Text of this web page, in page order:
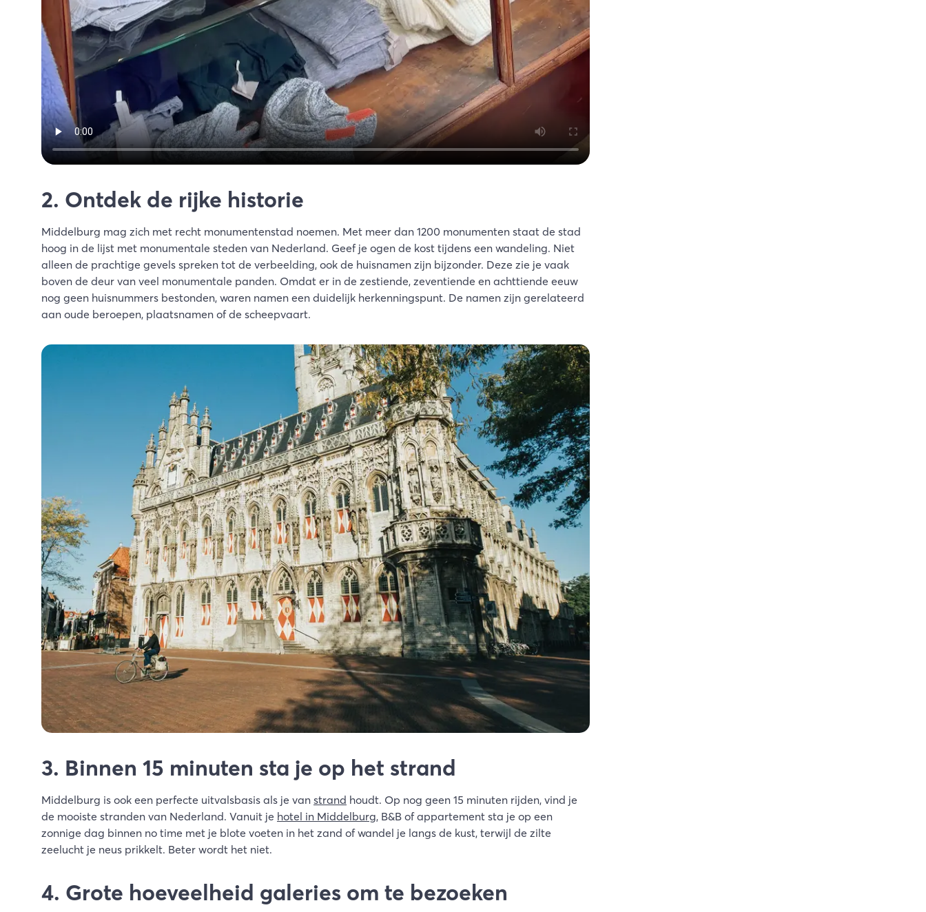
2. Ontdek de rijke historie
Middelburg mag zich met recht monumentenstad noemen. Met meer dan 1200 monumenten staat de stad
hoog in de lijst met monumentale steden van Nederland. Geef je ogen de kost tijdens een wandeling. Niet
alleen de prachtige gevels spreken tot de verbeelding, ook de huisnamen zijn bijzonder. Deze zie je vaak
boven de deur van veel monumentale panden. Omdat er in de zestiende, zeventiende en achttiende eeuw
nog geen huisnummers bestonden, waren namen een duidelijk herkenningspunt. De namen zijn gerelateerd
aan oude beroepen, plaatsnamen of de scheepvaart.
3. Binnen 15 minuten sta je op het strand
Middelburg is ook een perfecte uitvalsbasis als je van strand houdt. Op nog geen 15 minuten rijden, vind je
de mooiste stranden van Nederland. Vanuit je hotel in Middelburg, B&B of appartement sta je op een
zonnige dag binnen no time met je blote voeten in het zand of wandel je langs de kust, terwijl de zilte
zeelucht je neus prikkelt. Beter wordt het niet.
4. Grote hoeveelheid galeries om te bezoeken